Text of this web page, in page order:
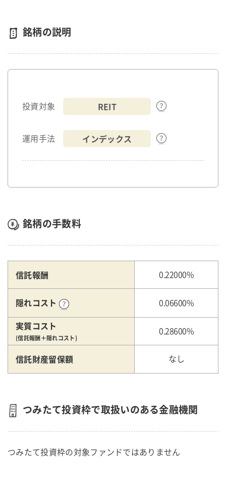
銘柄の説明
投資対象 REIT
運用手法 インデックス
銘柄の手数料
信託報酬 0.22000%
隠れコスト 0.06600%
実質コスト
(信託報酬＋隠れコスト)
0.28600%
信託財産留保額 なし
つみたて投資枠で取扱いのある金融機関
つみたて投資枠の対象ファンドではありません